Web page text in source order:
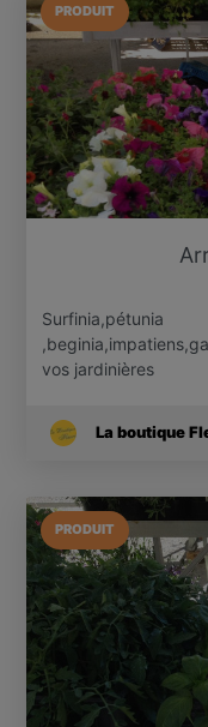
PRODUIT
Surfinia,pétunia
vos jardinières
La boutique
PRODUIT